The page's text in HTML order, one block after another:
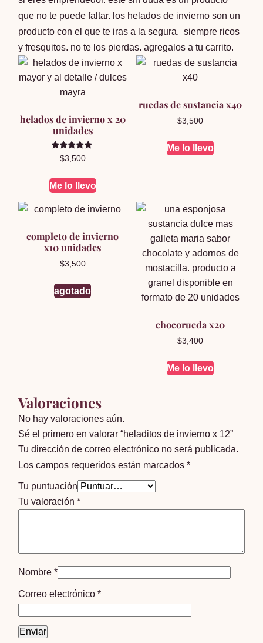
que no te puede faltar. los helados de invierno son un
producto con el que te iras a la segura. siempre ricos
y fresquitos. no te los pierdas. agregalos a tu carrito.
helados de invierno x 20
unidades
Valorado en
5.00
$3,500
Me lo llevo
ruedas de sustancia x40
$3,500
Me lo llevo
completo de invierno
x10 unidades
$3,500
agotado
chocorueda x20
$3,400
Me lo llevo
Valoraciones
No hay valoraciones aún.
Sé el primero en valorar “heladitos de invierno x 12”
Tu dirección de correo electrónico no será publicada.
Los campos requeridos están marcados*
Tu puntuación
Tu valoración*
Nombre*
Correo electrónico*